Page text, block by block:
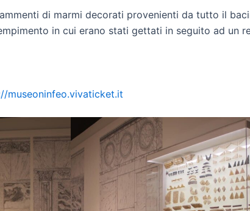
di marmi decorati provenienti da tutto il
in cui erano stati gettati in seguito ad un
museoninfeo.vivaticket.it